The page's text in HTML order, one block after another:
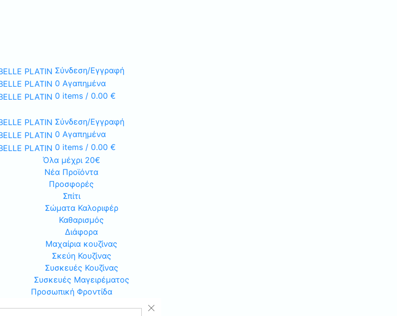
Σύνδεση/Εγγραφή
0 Αγαπημένα
0 items / 0.00 €
Σύνδεση/Εγγραφή
0 Αγαπημένα
0 items / 0.00 €
Όλα μέχρι 20€
Νέα Προϊόντα
Προσφορές
Σπίτι
Σώματα Καλοριφέρ
Καθαρισμός
Διάφορα
Μαχαίρια κουζίνας
Σκεύη Κουζίνας
Συσκευές Κουζίνας
Συσκευές Μαγειρέματος
Προσωπική Φροντίδα